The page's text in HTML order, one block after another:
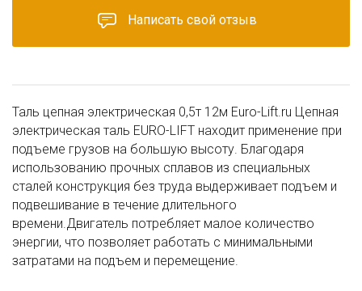
Написать свой отзыв
Таль цепная электрическая 0,5т 12м Euro-Lift.ru Цепная
электрическая таль EURO-LIFT находит применение при
подъеме грузов на большую высоту. Благодаря
использованию прочных сплавов из специальных
сталей конструкция без труда выдерживает подъем и
подвешивание в течение длительного
времени.Двигатель потребляет малое количество
энергии, что позволяет работать с минимальными
затратами на подъем и перемещение.